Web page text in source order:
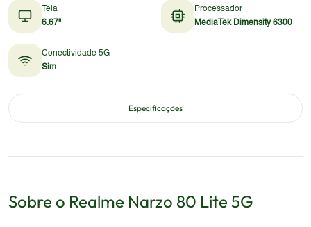
Tela
6.67"
Processador
MediaTek Dimensity 6300
Conectividade 5G
Sim
Especificações
Sobre o Realme Narzo 80 Lite 5G